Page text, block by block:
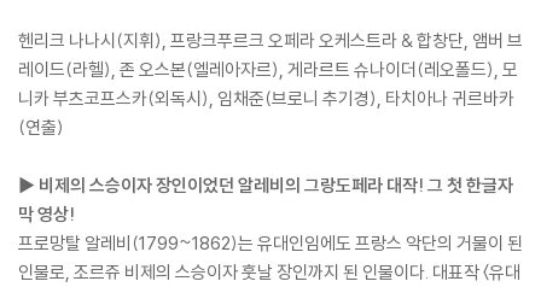
헨리크 나나시(지휘), 프랑크푸르크 오페라 오케스트라 & 합창단, 앰버 브
레이드(라헬), 존 오스본(엘레아자르), 게라르트 슈나이더(레오폴드), 모
니카 부츠코프스카(외독시), 임채준(브로니 추기경), 타치아나 귀르바카
(연출)
▶ 비제의 스승이자 장인이었던 알레비의 그랑도페라 대작! 그 첫 한글자
막 영상!
프로망탈 알레비(1799~1862)는 유대인임에도 프랑스 악단의 거물이 된
인물로, 조르쥬 비제의 스승이자 훗날 장인까지 된 인물이다. 대표작 〈유대